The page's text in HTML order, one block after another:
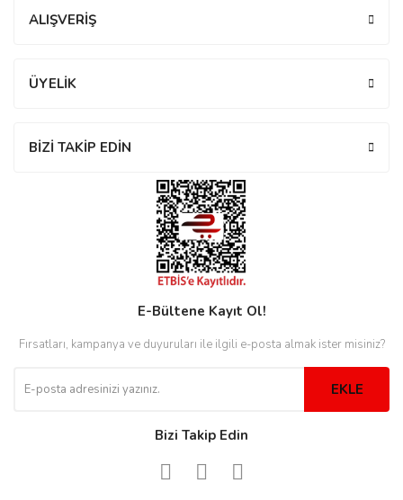
ALIŞVERİŞ
ÜYELİK
BİZİ TAKİP EDİN
E-Bültene Kayıt Ol!
Fırsatları, kampanya ve duyuruları ile ilgili e-posta almak ister misiniz?
EKLE
Bizi Takip Edin